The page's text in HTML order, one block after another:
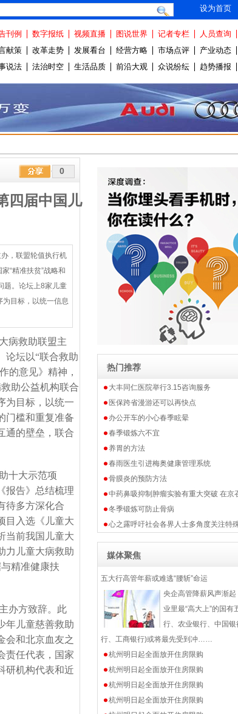
设为首页
刊例 数字报纸 视频直播 图说世界 记者专栏 人员查询
献策 改革走势 发展看台 经营方略 市场点评 产业动态
说法 法治时空 生活品质 前沿大观 众说纷纭 趋势播报
0
四届中国儿
，联盟轮值执行机
“精准扶贫”战略和
题。论坛上8家儿童
目标，以统一信息
病救助联盟主
论坛以“联合救助
的意见》精神，
助公益机构联合
为目标，以统一
门槛和重复准备
通的壁垒，联合
十大示范项
报告》总结梳理
待多方深化合
目入选《儿童大
当前我国儿童大
力儿童大病救助
精准健康扶
办方致辞。此
年儿童慈善救助
会和北京血友之
责任代表，国家
研机构代表和近
热门推荐
大丰同仁医院举行3.15咨询服务
医保跨省漫游还可以再快点
办公开车的小心春季眩晕
春季锻炼六不宜
养胃的方法
春雨医生引进梅奥健康管理系统
骨膜炎的预防方法
中药鼻吸抑制肿瘤实验有重大突破 在京
冬季锻炼可防止骨病
心之露呼吁社会各界人士多角度关注特
媒体聚焦
五大行高管年薪或难逃“腰斩”命运
央企高管降薪风声渐
业里最“高大上”的国有
行、农业银行、中国银
行、工商银行)或将最先受到冲……
杭州明日起全面放开住房限购
杭州明日起全面放开住房限购
杭州明日起全面放开住房限购
杭州明日起全面放开住房限购